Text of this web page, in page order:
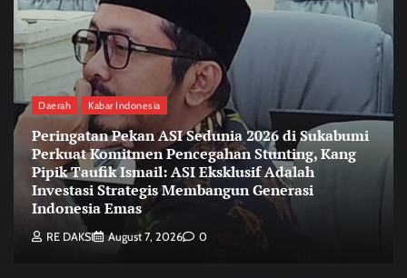
Daerah Kabar Indonesia
Peringatan Pekan ASI Sedunia 2026 di Sukabumi
Perkuat Komitmen Pencegahan Stunting, Kang
Pipik Taufik Ismail: ASI Eksklusif Adalah
Investasi Strategis Membangun Generasi
Indonesia Emas
RE DAKSI August 7, 2026 0